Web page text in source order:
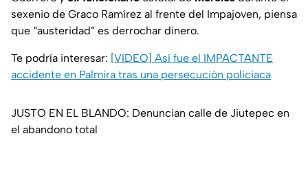
sexenio de Graco Ramírez al frente del Impajoven, piensa
que “austeridad” es derrochar dinero.
Te podría interesar: [VIDEO] Así fue el IMPACTANTE
accidente en Palmira tras una persecución policiaca
JUSTO EN EL BLANDO: Denuncian calle de Jiutepec en
el abandono total